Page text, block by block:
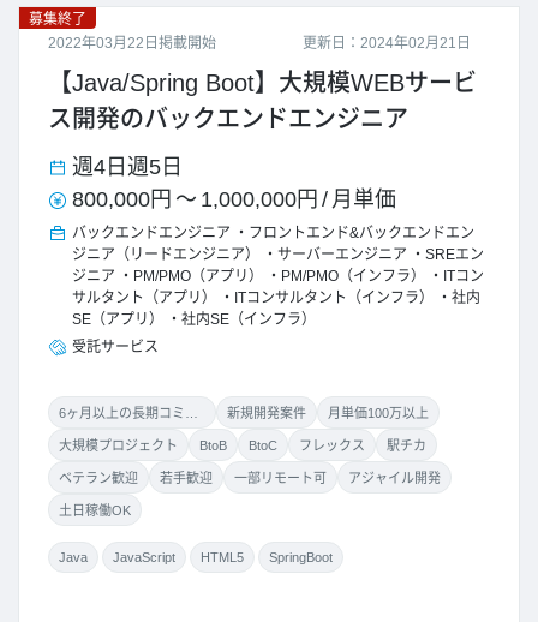
更新日：2024年02月21日
募集終了
2022年03月22日掲載開始
【Java/Spring Boot】大規模WEBサービ
ス開発のバックエンドエンジニア
週4日 週5日
800,000円 ～ 1,000,000円 / 月単価
バックエンドエンジニア
フロントエンド&バックエンドエン
ジニア（リードエンジニア）
サーバーエンジニア
SREエン
ジニア
PM/PMO（アプリ） PM/PMO（インフラ）
ITコン
サルタント（アプリ）
ITコンサルタント（インフラ）
社内
SE（アプリ）
社内SE（インフラ）
受託サービス
新規開発案件 月単価100万以上
大規模プロジェクト BtoB BtoC フレックス 駅チカ
ベテラン歓迎 若手歓迎 一部リモート可 アジャイル開発
土日稼働OK
Java JavaScript HTML5 SpringBoot